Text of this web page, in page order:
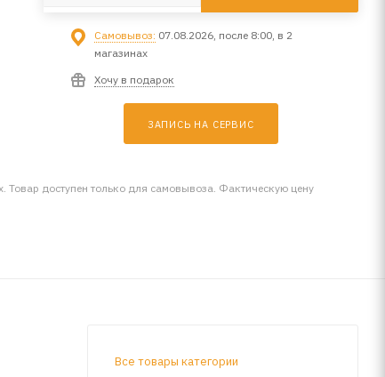
Самовывоз: 07.08.2026, после 8:00, в 2
магазинах
Хочу в подарок
ЗАПИСЬ НА СЕРВИС
Товар доступен только для самовывоза. Фактическую цену
Все товары категории